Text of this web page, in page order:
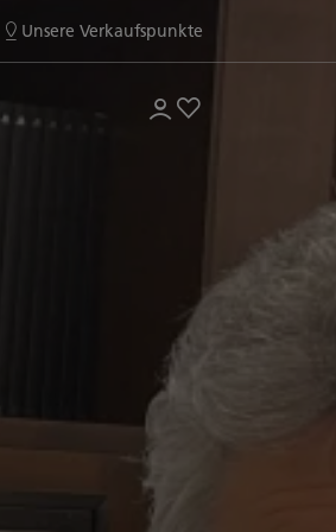
Unsere Verkaufspunkte